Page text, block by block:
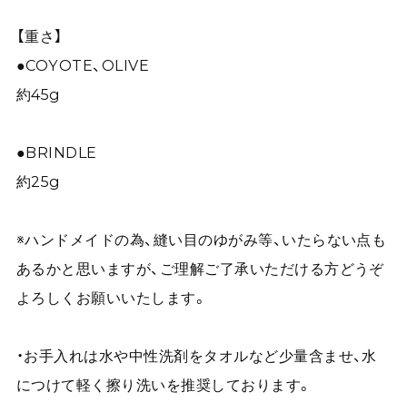
【重さ】
●COYOTE、OLIVE
約45g
●BRINDLE
約25g
※ハンドメイドの為、縫い目のゆがみ等、いたらない点も
あるかと思いますが、ご理解ご了承いただける方どうぞ
よろしくお願いいたします。
・お手入れは水や中性洗剤をタオルなど少量含ませ、水
につけて軽く擦り洗いを推奨しております。